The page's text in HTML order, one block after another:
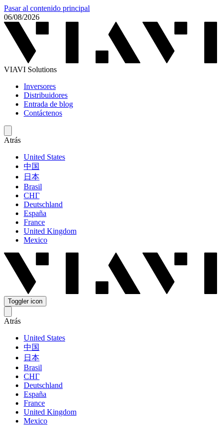
Pasar al contenido principal
06/08/2026
VIAVI Solutions
Inversores
Distribuidores
Entrada de blog
Contáctenos
Atrás
United States
中国
日本
Brasil
СНГ
Deutschland
España
France
United Kingdom
Mexico
Toggler icon
Atrás
United States
中国
日本
Brasil
СНГ
Deutschland
España
France
United Kingdom
Mexico